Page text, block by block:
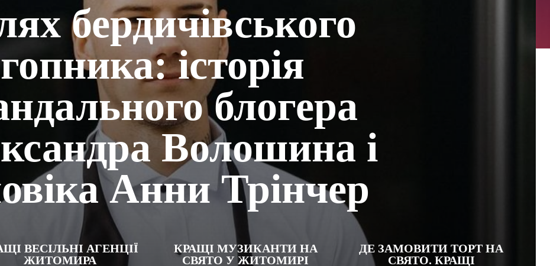
бердичівського
гопника: історія
блогера
Волошина і
Анни Трінчер
ВЕСІЛЬНІ АГЕНЦІЇ
ЖИТОМИРА
КРАЩІ МУЗИКАНТИ НА
СВЯТО У ЖИТОМИРІ
ДЕ ЗАМОВИТИ ТОРТ НА
СВЯТО. КРАЩІ